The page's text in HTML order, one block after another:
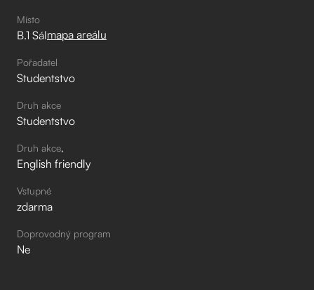
Místo
B.1 Sálmapa areálu
Pořadatel
Studentstvo
Druh akce
Studentstvo
Druh akce
English friendly
Vstupné
zdarma
Doprovodný program
Ne